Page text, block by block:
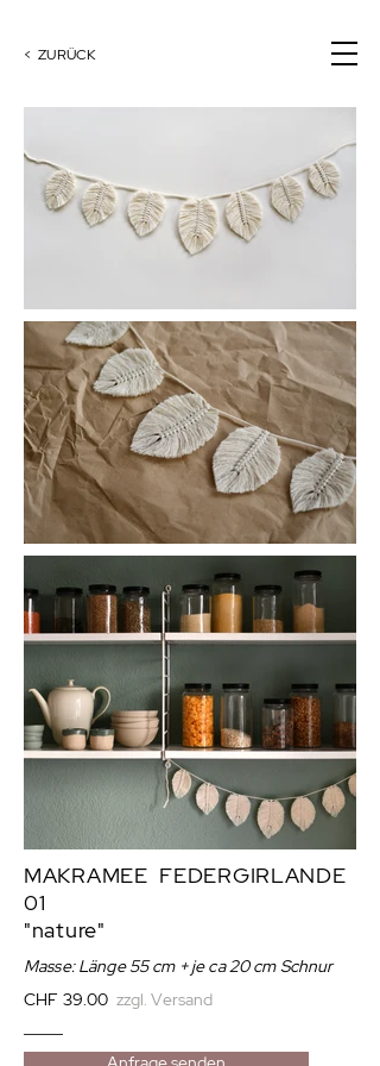
< ZURÜCK
MAKRAMEE FEDERGIRLANDE
01
"nature"
Masse: Länge 55 cm + je ca 20 cm Schnur
CHF 39.00 zzgl. Versand